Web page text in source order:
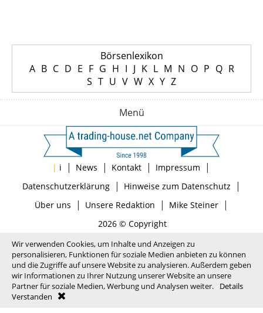
Börsenlexikon
A B C D E F G H I J K L M N O P Q R
S T U V W X Y Z
Menü
| i | News | Kontakt | Impressum |
Datenschutzerklärung| Hinweise zum Datenschutz |
Über uns | Unsere Redaktion | Mike Steiner|
2026 © Copyright
Wir verwenden Cookies, um Inhalte und Anzeigen zu
personalisieren, Funktionen für soziale Medien anbieten zu können
und die Zugriffe auf unsere Website zu analysieren. Außerdem geben
wir Informationen zu Ihrer Nutzung unserer Website an unsere
Partner für soziale Medien, Werbung und Analysen weiter.
Details
Verstanden